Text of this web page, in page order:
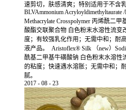
速剪切，肤感清爽；特别适用于不含
BLVAmmonium Acryloyldimethyltaurate /
Methacrylate Crosspolymer 丙烯酰二
酸酯交联聚合物 白色粉末水溶性流变
度；有较强乳化作用；无需中和；耐
液产品。 Aristoflex® Silk （new）
酰基二甲基牛磺酸钠 白色粉末水溶性
的粘度；快速遇水溶胀；无需中和；
腻。
2017 - 08 - 23